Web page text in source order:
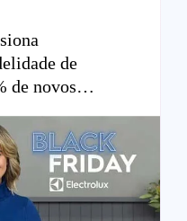
de
de novos
estratégia de
Black Friday